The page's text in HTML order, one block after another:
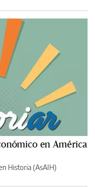
en América
Historia (AsAIH)